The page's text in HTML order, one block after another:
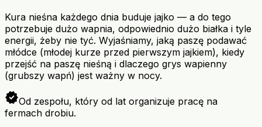
Kura nieśna każdego dnia buduje jajko — a do tego
potrzebuje dużo wapnia, odpowiednio dużo białka i tyle
energii, żeby nie tyć. Wyjaśniamy, jaką paszę podawać
młódce (młodej kurze przed pierwszym jajkiem), kiedy
przejść na paszę nieśną i dlaczego grys wapienny
(grubszy wapń) jest ważny w nocy.
verifiedOd zespołu, który od lat organizuje pracę na
fermach drobiu.